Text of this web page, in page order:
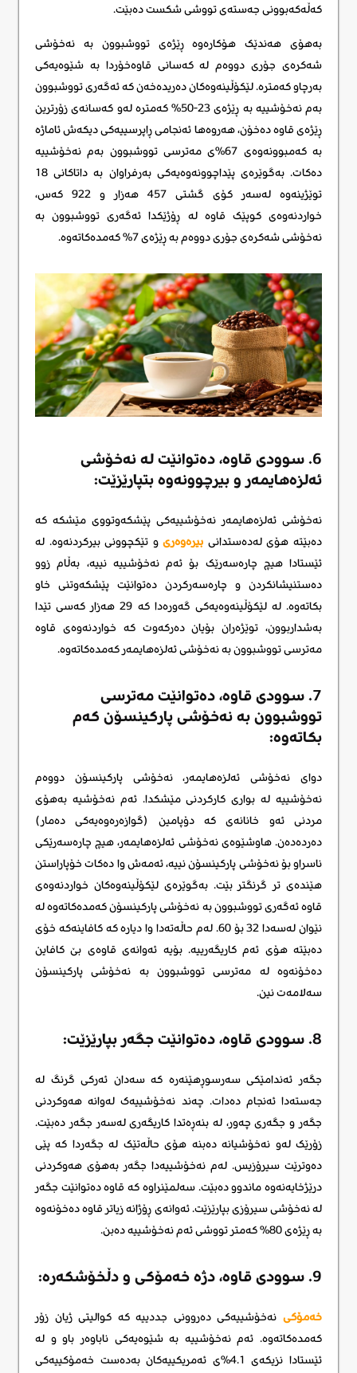
کەڵەکەبوونی جەستەی تووشی شکست دەبێت.
بەهۆی هەندێک هۆکارەوە ڕێژەی تووشبوون بە نەخۆشی
شەکرەی جۆری دووەم لە کەسانی قاوەخۆردا بە شێوەیەکی
بەرچاو کەمترە. لێکۆڵینەوەکان دەریدەخەن کە ئەگەری تووشبوون
بەم نەخۆشییە بە ڕێژەی 23-50% کەمترە لەو کەسانەی زۆرترین
ڕێژەی قاوە دەخۆن، هەروەها ئەنجامی ڕاپرسییەکی دیکەش ئاماژە
بە کەمبوونەوەی 67%ی مەترسی تووشبوون بەم نەخۆشییە
دەکات. بەگوێرەی پێداچوونەوەیەکی بەرفراوان بە داتاکانی 18
توێژینەوە لەسەر کۆی گشتی 457 هەزار و 922 کەس،
خواردنەوەی کوپێک قاوە لە ڕۆژێکدا ئەگەری تووشبوون بە
نەخۆشی شەکرەی جۆری دووەم بە ڕێژەی 7% کەمدەکاتەوە.
6. سوودی قاوە، دەتوانێت لە نەخۆشی
ئەلزەهایمەر و بیرچوونەوە بتپارێزێت:
نەخۆشی ئەلزەهایمەر نەخۆشییەکی پێشکەوتووی مێشکە کە
دەبێتە هۆی لەدەستدانی بیرەوەری و تێکچوونی بیرکردنەوە. لە
ئێستادا هیچ چارەسەرێک بۆ ئەم نەخۆشییە نییە، بەڵام زوو
دەستنیشانکردن و چارەسەرکردن دەتوانێت پێشکەوتنی خاو
بکاتەوە. لە لێکۆڵینەوەیەکی گەورەدا کە 29 هەزار کەسی تێدا
بەشداربوون، توێژەران بۆیان دەرکەوت کە خواردنەوەی قاوە
مەترسی تووشبوون بە نەخۆشی ئەلزەهایمەر کەمدەکاتەوە.
7. سوودی قاوە، دەتوانێت مەترسی
تووشبوون بە نەخۆشی پارکینسۆن کەم
بکاتەوە:
دوای نەخۆشی ئەلزەهایمەر، نەخۆشی پارکینسۆن دووەم
نەخۆشییە لە بواری کارکردنی مێشکدا. ئەم نەخۆشیە بەهۆی
مردنی ئەو خانانەی کە دۆپامین (گوازەرەوەیەکی دەمار)
دەردەدەن. هاوشێوەی نەخۆشی ئەلزەهایمەر، هیچ چارەسەرێکی
ناسراو بۆ نەخۆشی پارکینسۆن نییە، ئەمەش وا دەکات خۆپاراستن
هێندەی تر گرنگتر بێت. بەگوێرەی لێکۆڵینەوەکان خواردنەوەی
قاوە ئەگەری تووشبوون بە نەخۆشی پارکینسۆن کەمدەکاتەوە لە
نێوان لەسەدا 32 بۆ 60. لەم حاڵەتەدا وا دیارە کە کافاینەکە خۆی
دەبێتە هۆی ئەم کاریگەرییە. بۆیە ئەوانەی قاوەی بێ کافاین
دەخۆنەوە لە مەترسی تووشبوون بە نەخۆشی پارکینسۆن
سەلامەت نین.
8. سوودی قاوە، دەتوانێت جگەر بپارێزێت:
جگەر ئەندامێکی سەرسوڕهێنەرە کە سەدان ئەرکی گرنگ لە
جەستەدا ئەنجام دەدات. چەند نەخۆشییەک لەوانە هەوکردنی
جگەر و جگەری چەور، لە بنەڕەتدا کاریگەری لەسەر جگەر دەبێت.
زۆرێک لەو نەخۆشیانە دەبنە هۆی حاڵەتێک لە جگەردا کە پێی
دەوترێت سیرۆزیس. لەم نەخۆشییەدا جگەر بەهۆی هەوکردنی
درێژخایەنەوە ماندوو دەبێت. سەلمێنراوە کە قاوە دەتوانێت جگەر
لە نەخۆشی سیرۆزی بپارێزێت. ئەوانەی ڕۆژانە زیاتر قاوە دەخۆنەوە
بە ڕێژەی 80% کەمتر تووشی ئەم نەخۆشییە دەبن.
9. سوودی قاوە، دژە خەمۆکی و دڵخۆشکەره:
خەمۆکی نەخۆشییەکی دەروونی جددییە کە کوالیتی ژیان زۆر
کەمدەکاتەوە. ئەم نەخۆشییە بە شێوەیەکی ناباوەر باو و لە
ئێستادا نزیکەی 4.1%ی ئەمریکییەکان بەدەست خەمۆکییەکی